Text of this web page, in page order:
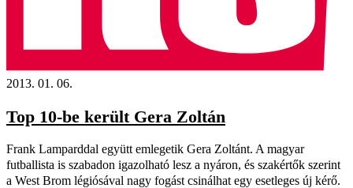
2013. 01. 06.
Top 10-be került Gera Zoltán
Frank Lamparddal együtt emlegetik Gera Zoltánt. A magyar
futballista is szabadon igazolható lesz a nyáron, és szakértők szerint
a West Brom légiósával nagy fogást csinálhat egy esetleges új kérő.